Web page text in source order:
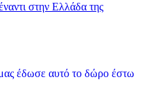
στην Ελλάδα της